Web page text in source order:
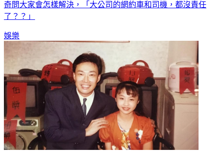
奇問大家會怎樣解決，「大公司的網約車和司機，都沒責任
了？？」
娛樂